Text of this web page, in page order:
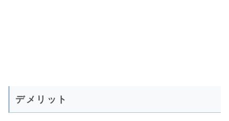
デメリット